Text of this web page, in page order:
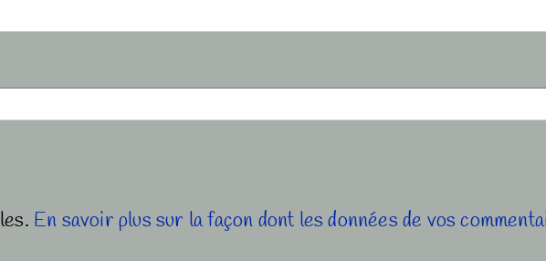
En savoir plus sur la façon dont les données de vos